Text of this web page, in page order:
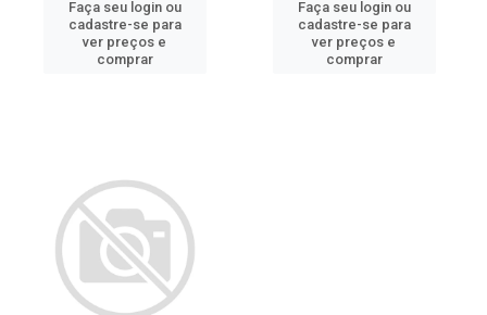
Faça seu login ou
cadastre-se para
ver preços e
comprar
Faça seu login ou
cadastre-se para
ver preços e
comprar